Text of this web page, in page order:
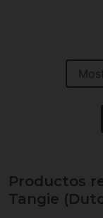
Productos
Tangie